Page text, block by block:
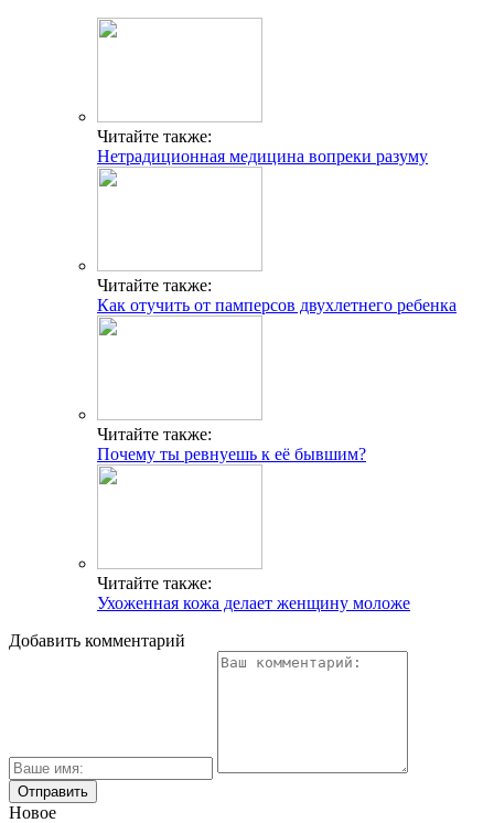
Читайте также:
Нетрадиционная медицина вопреки разуму
Читайте также:
Как отучить от памперсов двухлетнего ребенка
Читайте также:
Почему ты ревнуешь к её бывшим?
Читайте также:
Ухоженная кожа делает женщину моложе
Добавить комментарий
Новое